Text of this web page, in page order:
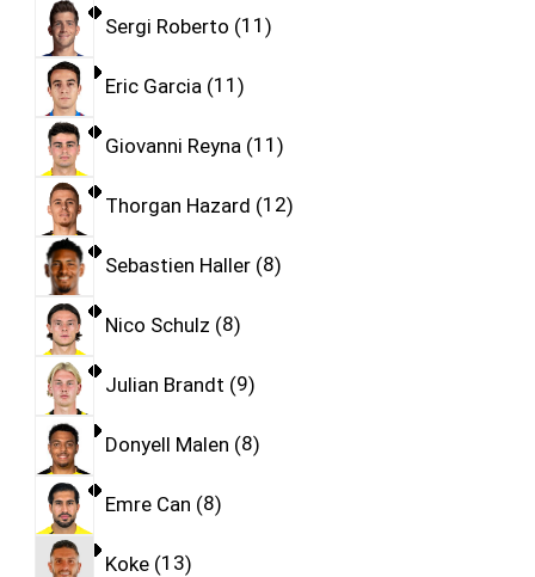
Sergi Roberto 11
Eric Garcia 11
Giovanni Reyna 11
Thorgan Hazard 12
Sebastien Haller 8
Nico Schulz 8
Julian Brandt 9
Donyell Malen 8
Emre Can 8
Koke 13